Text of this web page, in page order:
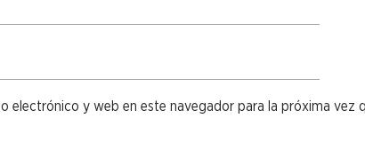
electrónico y web en este navegador para la próxima vez